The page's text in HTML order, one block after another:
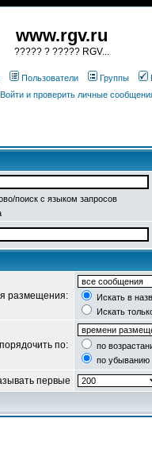
www.rgv.ru
????? ? ????? RGV...
Пользователи Группы
Войти и проверить личные
поиск с языком запросов
размещения:
Искать в
Искать
по:
по
по убыванию
первые